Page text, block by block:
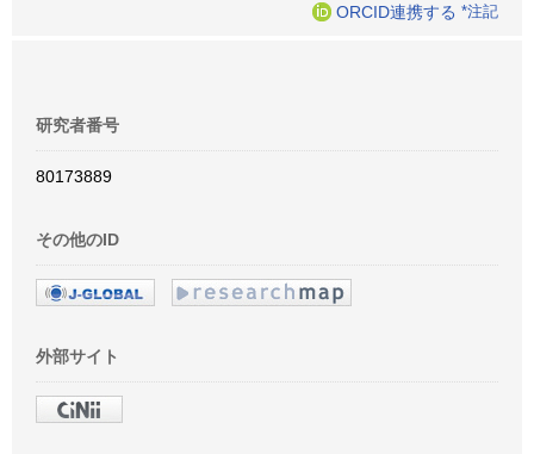
ORCID連携する *注記
研究者番号
80173889
その他のID
外部サイト